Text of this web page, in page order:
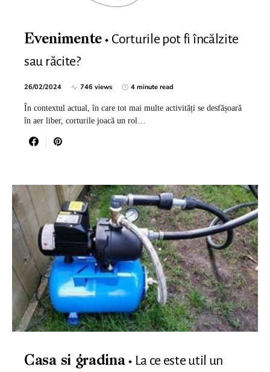
Evenimente
Corturile pot fi încălzite
sau răcite?
26/02/2024 746 views 4 minute read
În contextul actual, în care tot mai multe activități se desfășoară
în aer liber, corturile joacă un rol…
Casa si gradina La ce este util un